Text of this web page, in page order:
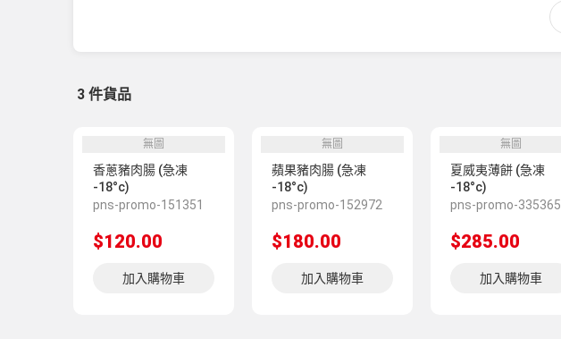
豆腐、豆製品 0
急凍海參 3 燴金鈎翅
花膠雞煲 3
3 件貨品
無圖
香蔥豬肉腸 (急凍
-18°c)
pns-promo-151351
$120.00
加入購物車
無圖
蘋果豬肉腸 (急凍
-18°c)
pns-promo-152972
$180.00
加入購物車
無圖
夏威夷薄餅 (急凍
-18°c)
pns-promo-335365
$285.00
加入購物車